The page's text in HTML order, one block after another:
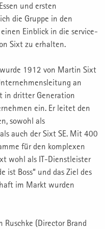
und ersten
die Gruppe in den
Einblick in die service-
Sixt zu erhalten.
1912 von Martin Sixt
an
in dritter Generation
ein. Er leitet den
sowohl als
auch der Sixt SE. Mit 400
für den komplexen
wohl als IT-Dienstleister
ist Boss“ und das Ziel des
im Markt wurden
Ruschke (Director Brand